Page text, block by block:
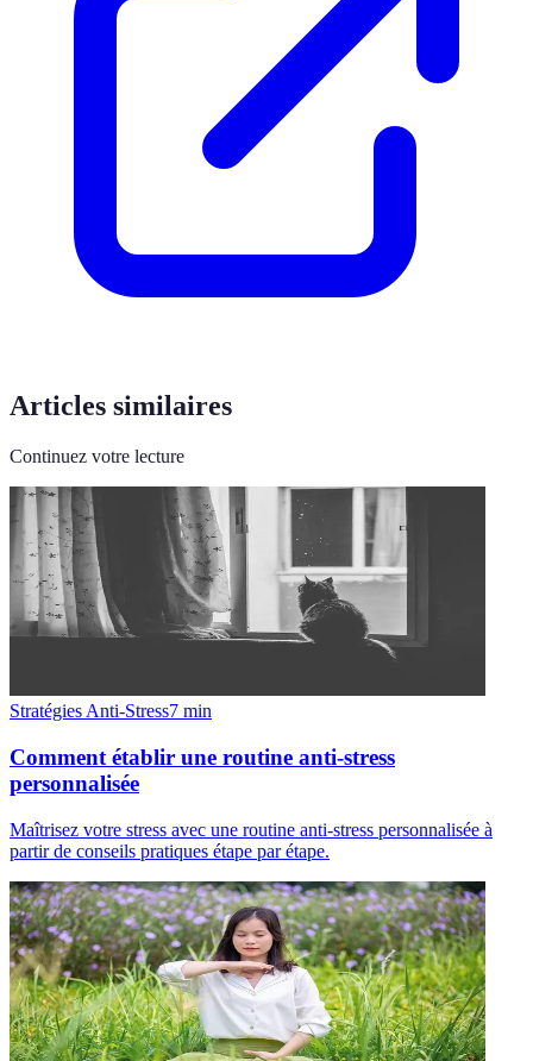
Articles similaires
Continuez votre lecture
Stratégies Anti-Stress7 min
Comment établir une routine anti-stress
personnalisée
Maîtrisez votre stress avec une routine anti-stress personnalisée à
partir de conseils pratiques étape par étape.